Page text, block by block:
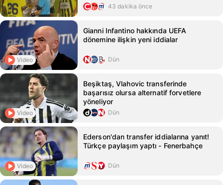
43 dakika önce
Video
Gianni Infantino hakkında UEFA
dönemine ilişkin yeni iddialar
Dün
Video
Beşiktaş, Vlahovic transferinde
başarısız olursa alternatif forvetlere
yöneliyor
Dün
Video
Ederson'dan transfer iddialarına yanıt!
Türkçe paylaşım yaptı - Fenerbahçe
Dün